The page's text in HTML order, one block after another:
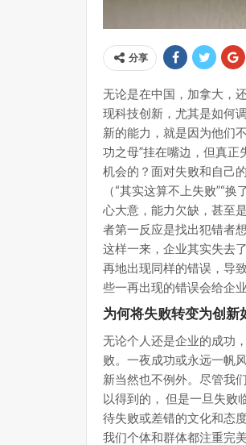
分享
无论是在中国，加拿大，
现科技创新，尤其是如何
新的能力，就是因为他们
功之母”挂在嘴边，但真
机会的？面对失败和自己
（“其实这算不上失败”“
心大意，能力欠缺，甚至
者第一反应是找出犯错者
这样一来，企业其实失去
再地出现同样的错误，导
些一再出现的错误会给企
为何将失败转变为创新
无论个人还是企业的成功
败。一夜成功或永远一帆
新当然也不例外。尽管我
以得到的， 但是一旦失败
待失败或差错的文化和态
我们个体和群体都注重完